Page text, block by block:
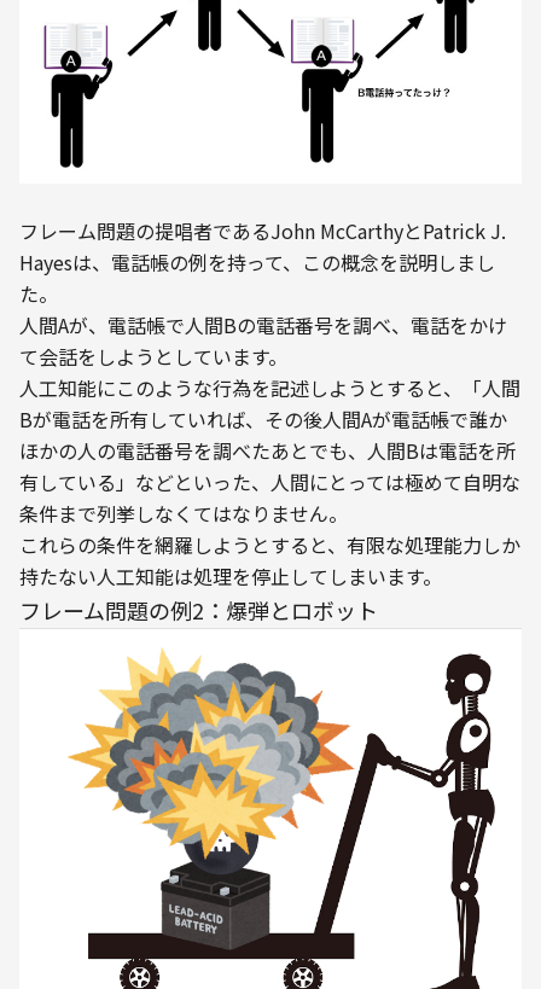
フレーム問題の提唱者であるJohn McCarthyとPatrick J.
Hayesは、電話帳の例を持って、この概念を説明しまし
た。
人間Aが、電話帳で人間Bの電話番号を調べ、電話をかけ
て会話をしようとしています。
人工知能にこのような行為を記述しようとすると、「人間
Bが電話を所有していれば、その後人間Aが電話帳で誰か
ほかの人の電話番号を調べたあとでも、人間Bは電話を所
有している」などといった、人間にとっては極めて自明な
条件まで列挙しなくてはなりません。
これらの条件を網羅しようとすると、有限な処理能力しか
持たない人工知能は処理を停止してしまいます。
フレーム問題の例2：爆弾とロボット